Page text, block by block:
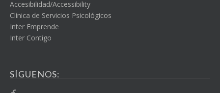
Accesibilidad/Accessibility
Clínica de Servicios Psicológicos
Inter Emprende
Inter Contigo
SÍGUENOS: